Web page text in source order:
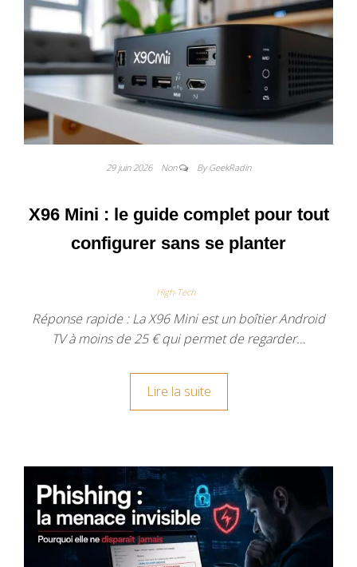
29 juin 2026 Non By GeekRadin
X96 Mini : le guide complet pour tout
configurer sans se planter
High-Tech
Réponse rapide : La X96 Mini est un boîtier Android
TV à moins de 25 € qui permet de regarder…
Lire la suite